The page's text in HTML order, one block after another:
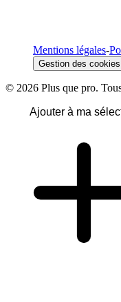
Mentions légales-
Gestion des cookies
© 2026 Plus que pro.
Ajouter à ma